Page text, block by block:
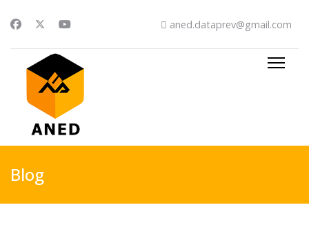
aned.dataprev@gmail.com
Blog